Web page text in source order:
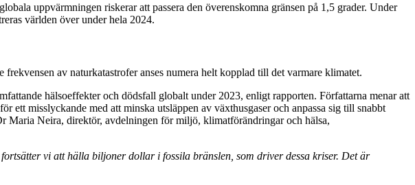
uppvärmningen riskerar att passera den överenskomna gränsen på 1,5 grader. Under
världen över under hela 2024.
av naturkatastrofer anses numera helt kopplad till det varmare klimatet.
hälsoeffekter och dödsfall globalt under 2023, enligt rapporten. Författarna menar att
ett misslyckande med att minska utsläppen av växthusgaser och anpassa sig till snabbt
Maria Neira, direktör, avdelningen för miljö, klimatförändringar och hälsa,
vi att hälla biljoner dollar i fossila bränslen, som driver dessa kriser. Det är